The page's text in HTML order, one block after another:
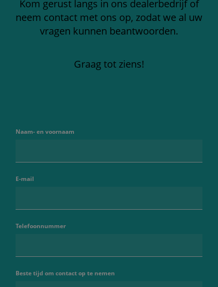
Kom gerust langs in ons dealerbedrijf of
neem contact met ons op, zodat we al uw
vragen kunnen beantwoorden.
Graag tot ziens!
Naam- en voornaam
E-mail
Telefoonnummer
Beste tijd om contact op te nemen